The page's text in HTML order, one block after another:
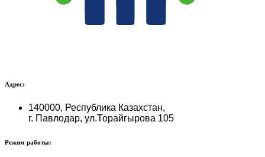
Адрес:
140000, Республика Казахстан,
г. Павлодар, ул.Торайгырова 105
Режим работы: